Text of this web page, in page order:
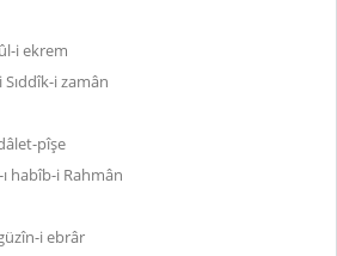
i ekrem
i zamân
pîşe
habîb-i Rahmân
i ebrâr